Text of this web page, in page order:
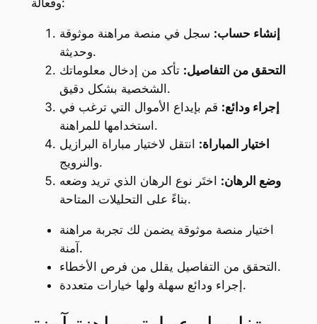
وفعالة:
إنشاء حساب: سجل في منصة مراهنة موثوقة
وحديثة.
التحقق من التفاصيل: تأكد من إدخال معلوماتك
الشخصية بشكل دقيق.
إجراء ودائع: قم بإيداع الأموال التي ترغب في
استخدامها للمراهنة.
اختيار المباراة: انتقل لاختيار مباراة البرازيل
والنرويج.
وضع الرهان: اختَر نوع الرهان الذي تريد وضعه
بناءً على التحليلات المتاحة.
اختيار منصة موثوقة يضمن لك تجربة مراهنة
آمنة.
التحقق من التفاصيل يقلل من فرص الأخطاء.
إجراء ودائع سهلة ولها خيارات متعددة.